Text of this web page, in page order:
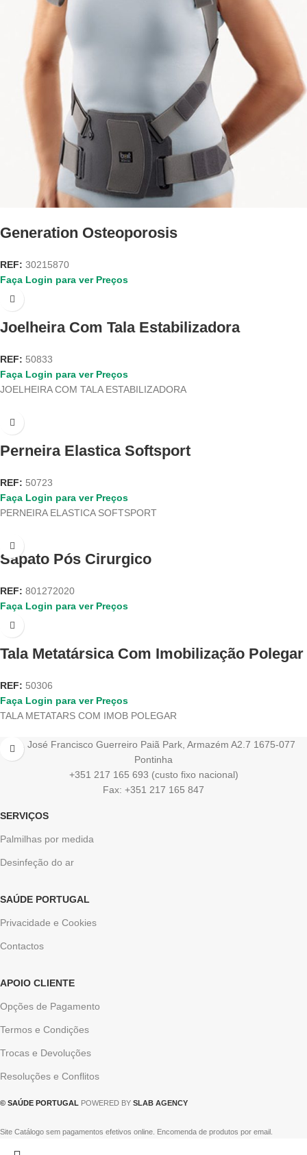
Generation Osteoporosis
REF: 30215870
Faça Login para ver Preços
Joelheira Com Tala Estabilizadora
REF: 50833
Faça Login para ver Preços
JOELHEIRA COM TALA ESTABILIZADORA
Perneira Elastica Softsport
REF: 50723
Faça Login para ver Preços
PERNEIRA ELASTICA SOFTSPORT
Sapato Pós Cirurgico
REF: 801272020
Faça Login para ver Preços
Tala Metatársica Com Imobilização Polegar
REF: 50306
Faça Login para ver Preços
TALA METATARS COM IMOB POLEGAR
Av. José Francisco Guerreiro Paiã Park, Armazém A2.7 1675-077
Pontinha
+351 217 165 693 (custo fixo nacional)
Fax: +351 217 165 847
SERVIÇOS
Palmilhas por medida
Desinfeção do ar
SAÚDE PORTUGAL
Privacidade e Cookies
Contactos
APOIO CLIENTE
Opções de Pagamento
Termos e Condições
Trocas e Devoluções
Resoluções e Conflitos
© SAÚDE PORTUGAL POWERED BY SLAB AGENCY
Site Catálogo sem pagamentos efetivos online. Encomenda de produtos por email.